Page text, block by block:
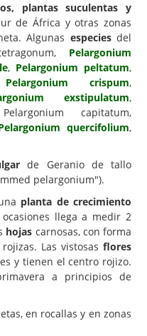
plantas suculentas y
de África y otras zonas
Algunas especiesdel
Pelargonium
, Pelargonium peltatum,
Pelargonium crispum,
exstipulatum,
capitatum,
quercifolium,
de Geranio de tallo
pelargonium").
planta de crecimiento
llega a medir 2
hojas carnosas, con forma
Las vistosas flores
y tienen el centro rojizo.
a principios de
en rocallas y en zonas